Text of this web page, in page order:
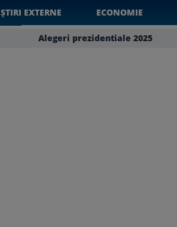
ȘTIRI EXTERNE ECONOMIE
Alegeri prezidentiale 2025